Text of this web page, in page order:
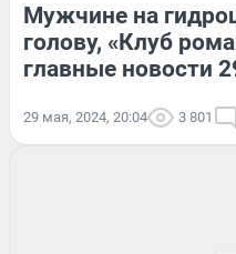
Мужчине на
голову, «Клуб
главные новости
29 мая, 2024, 20:04 3 801